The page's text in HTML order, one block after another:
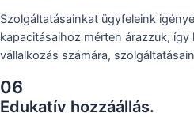
Szolgáltatásainkat ügyfeleink
kapacitásaihoz mérten árazzuk,
vállalkozás számára,
06
Edukatív hozzáállás.